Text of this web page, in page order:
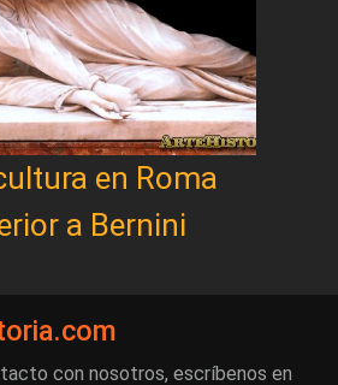
en Roma
a Bernini
con nosotros, escríbenos en